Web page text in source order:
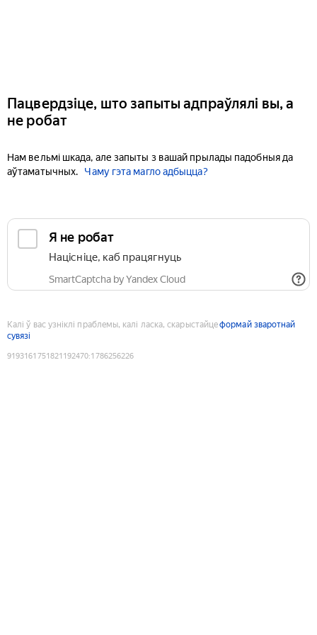
Пацвердзіце, што запыты адпраўлялі вы, а
не робат
Нам вельмі шкада, але запыты з вашай прылады падобныя да
аўтаматычных.
Чаму гэта магло адбыцца?
Я не робат
Націсніце, каб працягнуць
SmartCaptcha by Yandex Cloud
Калі ў вас узніклі праблемы, калі ласка, скарыстайцеформай зваротнай
сувязі
9193161751821192470:1786256226